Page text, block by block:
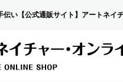
伝い【公式通販サイト】アートネイ